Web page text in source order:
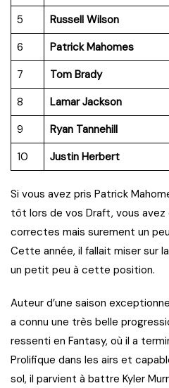
5
Russell Wilson
6
Patrick Mahomes
7
Tom Brady
8
Lamar Jackson
9
Ryan Tannehill
10
Justin Herbert
Si vous avez pris Patrick
tôt lors de vos Draft, vous
correctes mais surement un
Cette année, il fallait miser sur
un petit peu à cette position.
Auteur d’une saison
a connu une très belle
ressenti en Fantasy, où il a
Prolifique dans les airs et
sol, il parvient à battre Kyler